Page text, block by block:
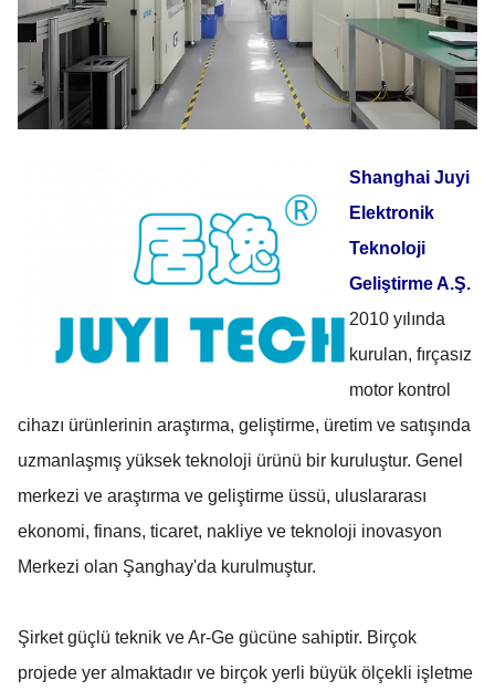
Shanghai Juyi
Elektronik
Teknoloji
Geliştirme A.Ş.
2010 yılında
kurulan, fırçasız
motor kontrol
cihazı ürünlerinin araştırma, geliştirme, üretim ve satışında
uzmanlaşmış yüksek teknoloji ürünü bir kuruluştur. Genel
merkezi ve araştırma ve geliştirme üssü, uluslararası
ekonomi, finans, ticaret, nakliye ve teknoloji inovasyon
Merkezi olan Şanghay'da kurulmuştur.
Şirket güçlü teknik ve Ar-Ge gücüne sahiptir. Birçok
projede yer almaktadır ve birçok yerli büyük ölçekli işletme